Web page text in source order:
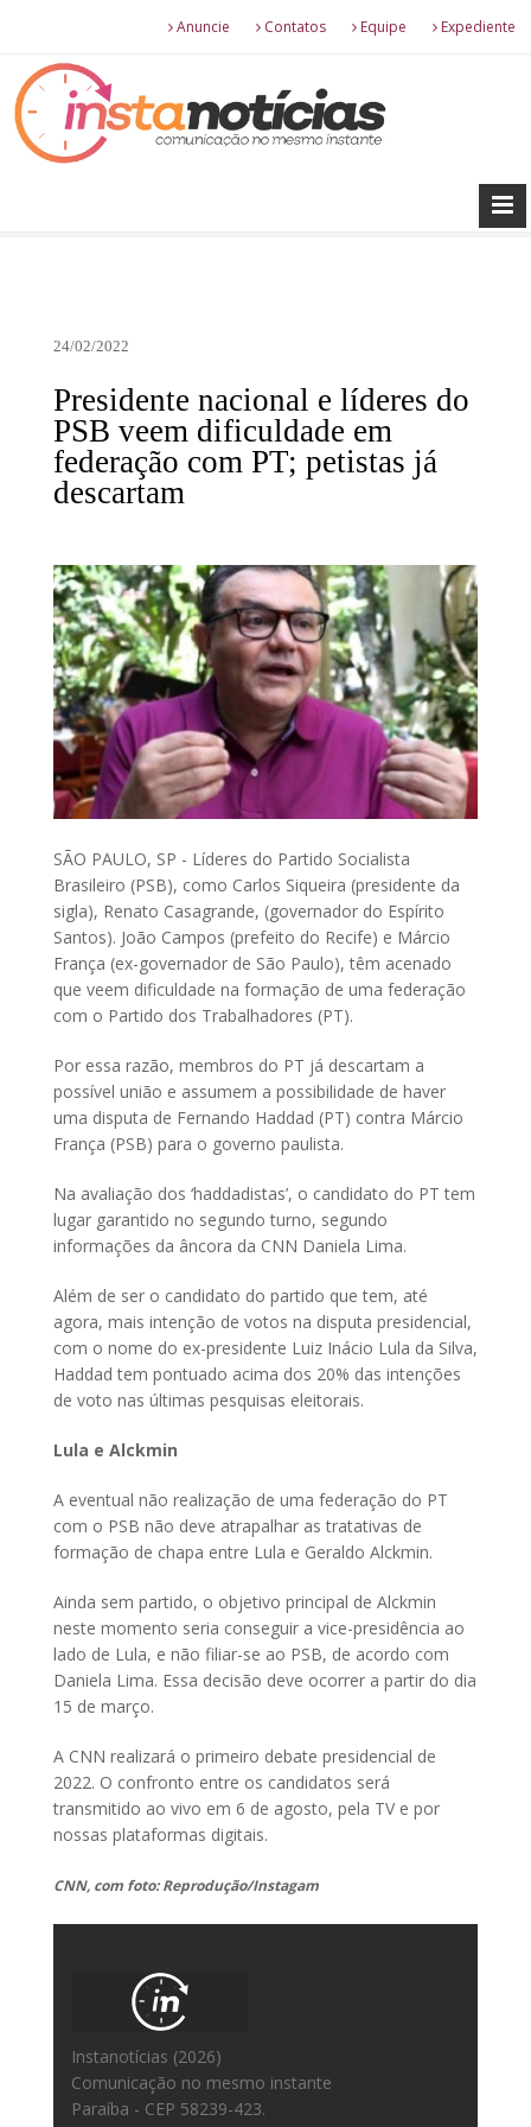
Anuncie Contatos Equipe Expediente
24/02/2022
Presidente nacional e líderes do
PSB veem dificuldade em
federação com PT; petistas já
descartam
SÃO PAULO, SP - Líderes do Partido Socialista
Brasileiro (PSB), como Carlos Siqueira (presidente da
sigla), Renato Casagrande, (governador do Espírito
Santos). João Campos (prefeito do Recife) e Márcio
França (ex-governador de São Paulo), têm acenado
que veem dificuldade na formação de uma federação
com o Partido dos Trabalhadores (PT).
Por essa razão, membros do PT já descartam a
possível união e assumem a possibilidade de haver
uma disputa de Fernando Haddad (PT) contra Márcio
França (PSB) para o governo paulista.
Na avaliação dos ‘haddadistas’, o candidato do PT tem
lugar garantido no segundo turno, segundo
informações da âncora da CNN Daniela Lima.
Além de ser o candidato do partido que tem, até
agora, mais intenção de votos na disputa presidencial,
com o nome do ex-presidente Luiz Inácio Lula da Silva,
Haddad tem pontuado acima dos 20% das intenções
de voto nas últimas pesquisas eleitorais.
Lula e Alckmin
A eventual não realização de uma federação do PT
com o PSB não deve atrapalhar as tratativas de
formação de chapa entre Lula e Geraldo Alckmin.
Ainda sem partido, o objetivo principal de Alckmin
neste momento seria conseguir a vice-presidência ao
lado de Lula, e não filiar-se ao PSB, de acordo com
Daniela Lima. Essa decisão deve ocorrer a partir do dia
15 de março.
A CNN realizará o primeiro debate presidencial de
2022. O confronto entre os candidatos será
transmitido ao vivo em 6 de agosto, pela TV e por
nossas plataformas digitais.
CNN, com foto: Reprodução/Instagam
Instanotícias (2026)
Comunicação no mesmo instante
Paraíba - CEP 58239-423.